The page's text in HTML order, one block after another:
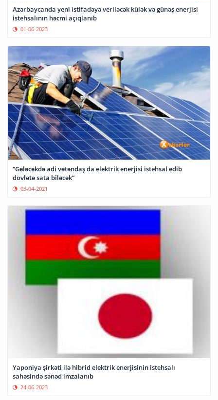
Azərbaycanda yeni istifadəyə veriləcək külək və günəş enerjisi
istehsalının həcmi açıqlanıb
01-06-2023
“Gələcəkdə adi vətəndaş da elektrik enerjisi istehsal edib
dövlətə sata biləcək”
03-04-2021
Yaponiya şirkəti ilə hibrid elektrik enerjisinin istehsalı
sahəsində sənəd imzalanıb
24-06-2023